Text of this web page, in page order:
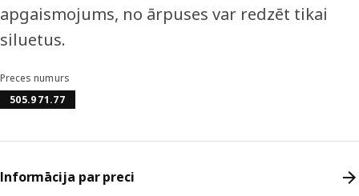
apgaismojums, no ārpuses var redzēt tikai
siluetus.
Preces numurs
505.971.77
Informācija par preci